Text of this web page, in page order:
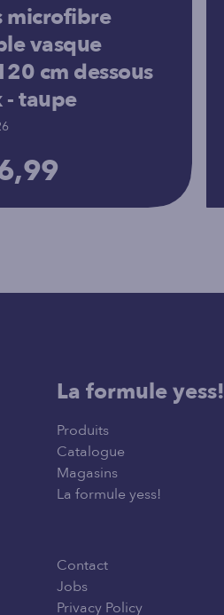
microfibre
vasque
cm dessous
- taupe
La formule yess!
Produits
Catalogue
Magasins
La formule yess!
Contact
Jobs
Privacy Policy